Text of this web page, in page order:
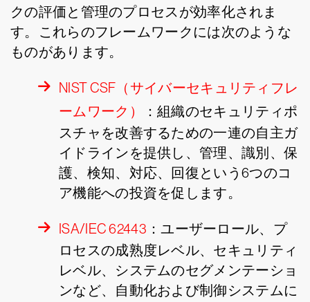
クの評価と管理のプロセスが効率化されま
す。これらのフレームワークには次のような
ものがあります。
NIST CSF（サイバーセキュリティフレ
ームワーク）
：組織のセキュリティポ
スチャを改善するための一連の自主ガ
イドラインを提供し、管理、識別、保
護、検知、対応、回復という6つのコ
ア機能への投資を促します。
ISA/IEC 62443 ：ユーザーロール、プ
ロセスの成熟度レベル、セキュリティ
レベル、システムのセグメンテーショ
ンなど、自動化および制御システムに